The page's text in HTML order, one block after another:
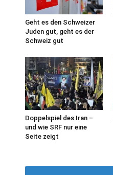
Geht es den Schweizer
Juden gut, geht es der
Schweiz gut
Doppelspiel des Iran –
und wie SRF nur eine
Seite zeigt